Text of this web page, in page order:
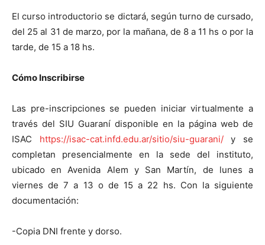
El curso introductorio se dictará, según turno de cursado,
del 25 al 31 de marzo, por la mañana, de 8 a 11 hs o por la
tarde, de 15 a 18 hs.
Cómo Inscribirse
Las pre-inscripciones se pueden iniciar virtualmente a
través del SIU Guaraní disponible en la página web de
ISAC https://isac-cat.infd.edu.ar/sitio/siu-guarani/y se
completan presencialmente en la sede del instituto,
ubicado en Avenida Alem y San Martín, de lunes a
viernes de 7 a 13 o de 15 a 22 hs. Con la siguiente
documentación:
-Copia DNI frente y dorso.